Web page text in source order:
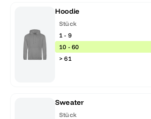
Hoodie
Stück
1 - 9
10 - 60
> 61
Sweater
Stück